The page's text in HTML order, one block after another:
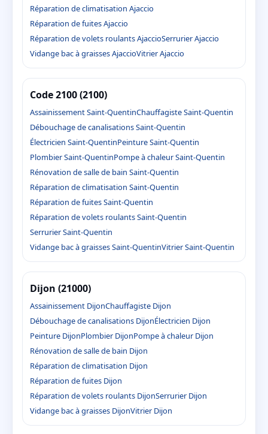
Réparation de climatisation Ajaccio
Réparation de fuites Ajaccio
Réparation de volets roulants AjaccioSerrurier Ajaccio
Vidange bac à graisses AjaccioVitrier Ajaccio
Code 2100 (2100)
Assainissement Saint-QuentinChauffagiste Saint-Quentin
Débouchage de canalisations Saint-Quentin
Électricien Saint-QuentinPeinture Saint-Quentin
Plombier Saint-QuentinPompe à chaleur Saint-Quentin
Rénovation de salle de bain Saint-Quentin
Réparation de climatisation Saint-Quentin
Réparation de fuites Saint-Quentin
Réparation de volets roulants Saint-Quentin
Serrurier Saint-Quentin
Vidange bac à graisses Saint-QuentinVitrier Saint-Quentin
Dijon (21000)
Assainissement DijonChauffagiste Dijon
Débouchage de canalisations DijonÉlectricien Dijon
Peinture DijonPlombier DijonPompe à chaleur Dijon
Rénovation de salle de bain Dijon
Réparation de climatisation Dijon
Réparation de fuites Dijon
Réparation de volets roulants DijonSerrurier Dijon
Vidange bac à graisses DijonVitrier Dijon